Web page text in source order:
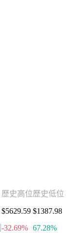
歷史高位
$5629.59
-32.69%
歷史低位
$1387.98
67.28%